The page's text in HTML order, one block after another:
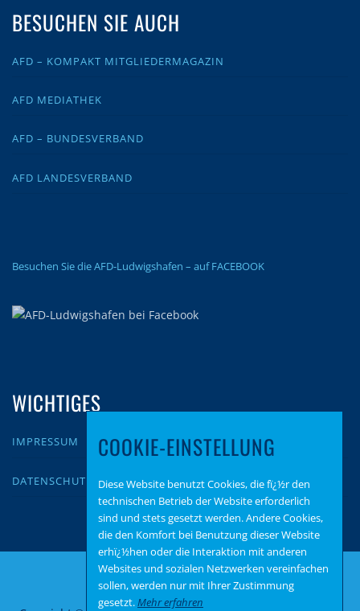
BESUCHEN SIE AUCH
AFD – KOMPAKT MITGLIEDERMAGAZIN
AFD MEDIATHEK
AFD – BUNDESVERBAND
AFD LANDESVERBAND
Besuchen Sie die AFD-Ludwigshafen – auf FACEBOOK
WICHTIGES
IMPRESSUM
DATENSCHUTZ
COOKIE-EINSTELLUNG
Diese Website benutzt Cookies, die fï¿½r den
technischen Betrieb der Website erforderlich
sind und stets gesetzt werden. Andere Cookies,
die den Komfort bei Benutzung dieser Website
erhï¿½hen oder die Interaktion mit anderen
Websites und sozialen Netzwerken vereinfachen
sollen, werden nur mit Ihrer Zustimmung
gesetzt.Mehr erfahren